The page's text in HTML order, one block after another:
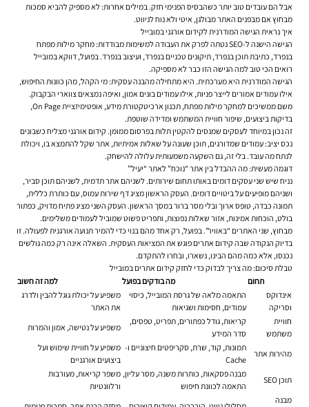
אבל הם עובדים טוב יותר כשהבסיס הפנימי חזק. במילים אחרות: לא מספיק להביא סמכות
מבחוץ אם מבפנים האתר מבולגן, איטי ולא נוח לניווט.
איך נראית הגישה המודרנית לקידום אורגני במובייל
הגישה הישנה ל-SEO נטתה לפרק את העבודה למשימות מבודדות: מחקר מילות מפתח
בנפרד, כתיבת תוכן בנפרד, תיקונים טכניים בנפרד, ועיצוב בנפרד. בפועל, דווקא במובייל
רואים הכי טוב למה הגישה הזו כבר לא מספיקה.
הגישה המודרנית היא מערכתית. היא מתחילה מהבנה עסקית: מי הקהל, מהן כוונות החיפוש,
אילו עמודים אמורים לייצר פניות, אילו עמודים בונים אמון, ואיפה נמצאים צווארי הבקבוק.
משם ממשיכים למחקר מילות מפתח, תכנון ארכיטקטורת מידע, אופטימיזציית On Page,
בדיקות ביצועים, שיפור חוויית המשתמש ומדידה שוטפת.
זה נכון במיוחד לעסקים שמנסים להקטין תלות בפרסום ממומן. קידום אורגני מצליח כשבונים
נכס יציב: עמודים שמדורגים, תוכן שעונה על שאלות אמיתיות, אתר שקל להתמצא בו, ויכולת
לנתח מה עובד. בלי זה, גם השקעה משמעותית עלולה להישחק.
דוגמה מעשית: מה ההבדל בין אתר “נוכח” לאתר “יעיל”
נניח שיש שני עסקים דומים באותו תחום שירותים. לשניהם אתר תדמית, לשניהם תוכן סביר,
ושניהם מופיעים על ביטויים דומים. העסק הראשון מציג דף שירות עמוס, עם כותרת כללית,
תמונה כבדה, טופס ארוך ובלי מסר ברור במסך הראשון. העסק השני מציג פתיח מדויק, כפתור
בולט, הוכחות אמינות, אזור שאלות נפוצות, ותפריט פשוט שמוביל לעמודים משלימים.
מבחוץ, שני האתרים “באוויר”. בפועל, רק אחד מהם בנוי כדי להמיר תנועה אורגנית לפעולה. זו
בדיוק הנקודה שבה קידום אתרים פוגש את המציאות העסקית. השאלה אינה רק כמה גולשים
נכנסו, אלא כמה מהם הבינו, נשארו, ובחרו להתקדם.
טבלת סיכום: מה צריך לבדוק כדי לחזק קידום אתרים במובייל
תחום
מה בודקים בפועל
למה זה חשוב
אינדוקס
וסריקה
התאמה מלאה של גרסת המובייל, כיסוי
עמודים, חסימות ושגיאות
משפיע על יכולת גוגל להבין ולדרג
את האתר
חוויית
משתמש
קריאות, גודל כפתורים, תפריט, טפסים,
סדר המידע
משפיע על נטישה, אמון והמרות
מהירות אתר
תמונות, קוד, שרת, סקריפטים חיצוניים ו-
Cache
משפיע על חוויית שימוש ועל
ביצועים אורגניים
תוכן SEO
מבנה פסקאות, כותרות משנה, מסר עליון,
התאמה לכוונת חיפוש
משפר קריאות, מעורבות
ורלוונטיות
מבנה